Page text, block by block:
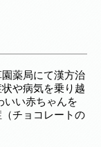
薬局にて漢方治
や病気を乗り越
いい赤ちゃんを
チョコレートの